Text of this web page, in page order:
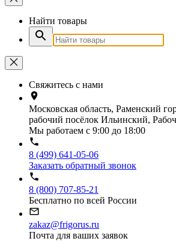
Найти товары
Свяжитесь с нами
Московская область, Раменский
рабочий посёлок Ильинский,
Мы работаем с 9:00 до 18:00
8 (499) 641-05-06
Заказать обратный звонок
8 (800) 707-85-21
Бесплатно по всей России
zakaz@frigorus.ru
Почта для ваших заявок